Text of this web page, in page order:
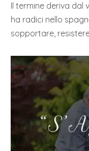
Il termine deriva dal
ha radici nello
sopportare,